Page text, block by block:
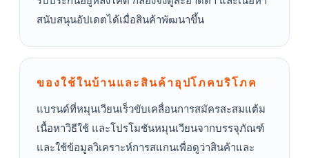
สนับสนุนอัปเดตได้เมื่อสินค้าพัฒนาขึ้น
ของใช้ในบ้านและสินค้าอุปโภคบริโภค
แบรนด์ที่หมุนเวียนเร็วขับเคลื่อนการสมัครสะสมแต้ม
เนื้อหาวิธีใช้ และโปรโมชันหมุนเวียนจากบรรจุภัณฑ์
และใช้ข้อมูลวิเคราะห์การสแกนเพื่อดูว่าสินค้าและ